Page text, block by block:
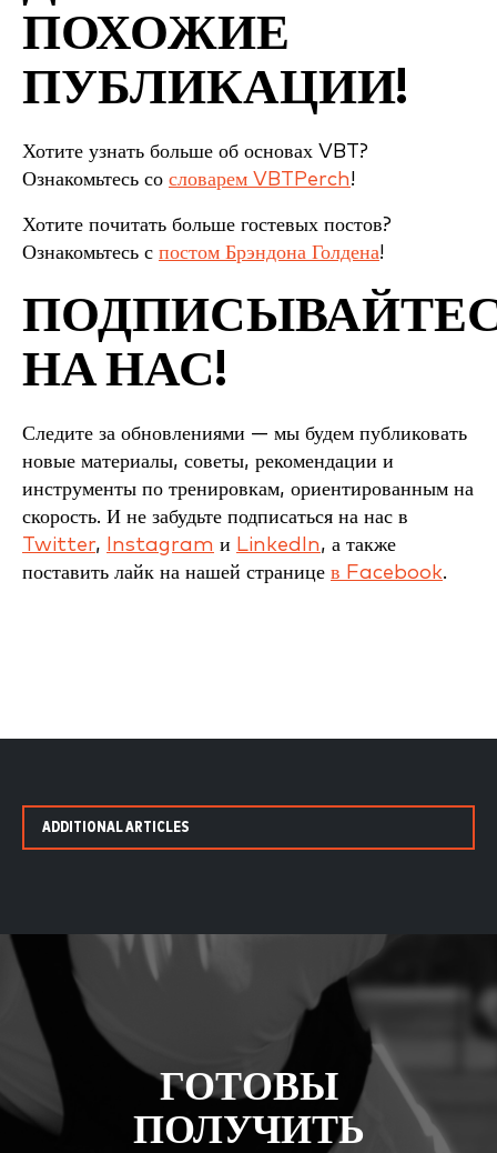
ПОХОЖИЕ
ПУБЛИКАЦИИ!
Хотите узнать больше об основах VBT?
Ознакомьтесь со словарем VBTPerch!
Хотите почитать больше гостевых постов?
Ознакомьтесь с постом Брэндона Голдена!
НА НАС!
Следите за обновлениями — мы будем публиковать
новые материалы, советы, рекомендации и
инструменты по тренировкам, ориентированным на
скорость. И не забудьте подписаться на нас в
Twitter, Instagram и LinkedIn, а также
поставить лайк на нашей странице в Facebook.
ADDITIONAL ARTICLES
ГОТОВЫ
ПОЛУЧИТЬ